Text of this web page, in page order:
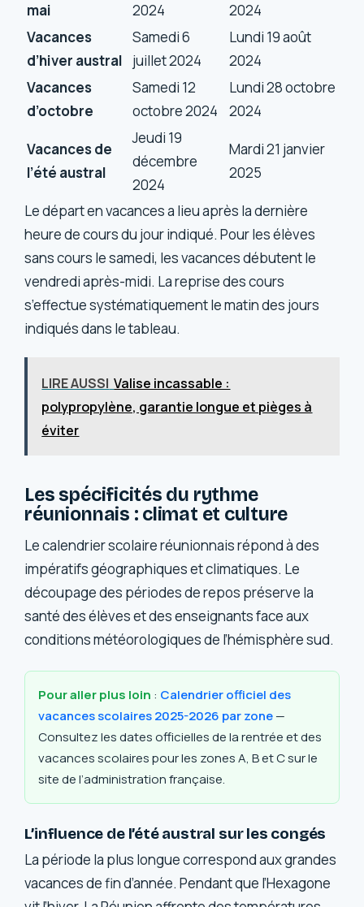
mai
2024
2024
Vacances
d’hiver austral
Samedi 6
juillet 2024
Lundi 19 août
2024
Vacances
d’octobre
Samedi 12
octobre 2024
Lundi 28 octobre
2024
Vacances de
l’été austral
Jeudi 19
décembre
2024
Mardi 21 janvier
2025
Le départ en vacances a lieu après la dernière
heure de cours du jour indiqué. Pour les élèves
sans cours le samedi, les vacances débutent le
vendredi après-midi. La reprise des cours
s’effectue systématiquement le matin des jours
indiqués dans le tableau.
LIRE AUSSI Valise incassable :
polypropylène, garantie longue et pièges à
éviter
Les spécificités du rythme
réunionnais : climat et culture
Le calendrier scolaire réunionnais répond à des
impératifs géographiques et climatiques. Le
découpage des périodes de repos préserve la
santé des élèves et des enseignants face aux
conditions météorologiques de l’hémisphère sud.
Pour aller plus loin : Calendrier officiel des
vacances scolaires 2025-2026 par zone—
Consultez les dates officielles de la rentrée et des
vacances scolaires pour les zones A, B et C sur le
site de l’administration française.
L’influence de l’été austral sur les congés
La période la plus longue correspond aux grandes
vacances de fin d’année. Pendant que l’Hexagone